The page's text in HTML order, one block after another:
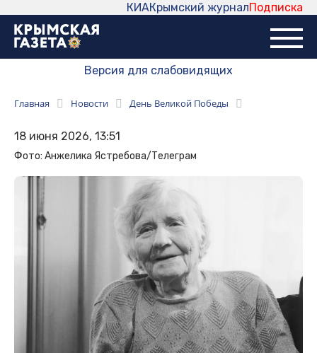
Подписка
Крымский журнал
КИА
Версия для слабовидящих
Главная Новости День Великой Победы
18 июня 2026, 13:51
Фото: Анжелика Ястребова/Телеграм